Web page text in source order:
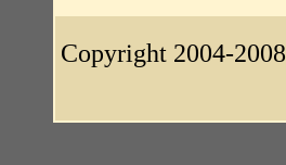
Copyright 2004-2008